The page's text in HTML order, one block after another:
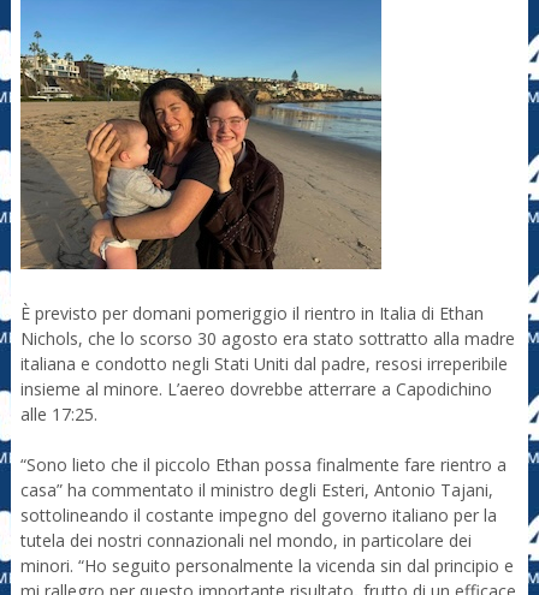
È previsto per domani pomeriggio il rientro in Italia di Ethan
Nichols, che lo scorso 30 agosto era stato sottratto alla madre
italiana e condotto negli Stati Uniti dal padre, resosi irreperibile
insieme al minore. L’aereo dovrebbe atterrare a Capodichino
alle 17:25.
“Sono lieto che il piccolo Ethan possa finalmente fare rientro a
casa” ha commentato il ministro degli Esteri, Antonio Tajani,
sottolineando il costante impegno del governo italiano per la
tutela dei nostri connazionali nel mondo, in particolare dei
minori. “Ho seguito personalmente la vicenda sin dal principio e